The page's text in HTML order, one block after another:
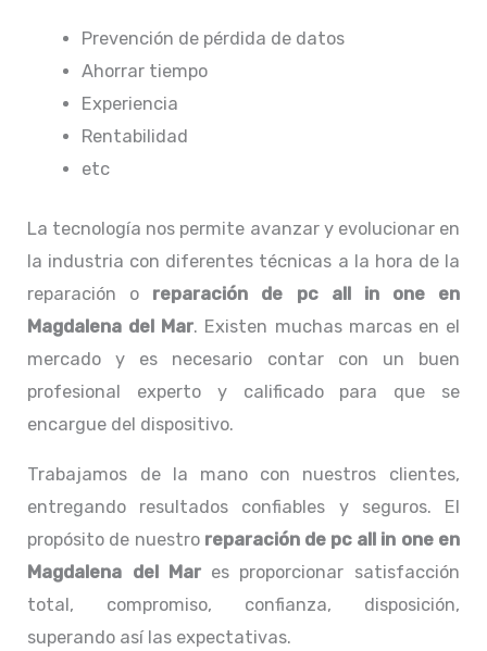
Prevención de pérdida de datos
Ahorrar tiempo
Experiencia
Rentabilidad
etc
La tecnología nos permite avanzar y evolucionar en
la industria con diferentes técnicas a la hora de la
reparación o reparación de pc all in oneen
Magdalena del Mar. Existen muchas marcas en el
mercado y es necesario contar con un buen
profesional experto y calificado para que se
encargue del dispositivo.
Trabajamos de la mano con nuestros clientes,
entregando resultados confiables y seguros. El
propósito de nuestro reparación de pc all in oneen
Magdalena del Mares proporcionar satisfacción
total, compromiso, confianza, disposición,
superando así las expectativas.